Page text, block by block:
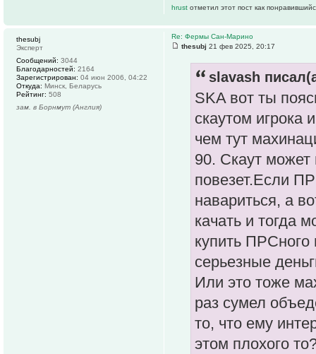
hrust отметил этот пост как
Re: Фермы Сан-Марино
thesubj 21 фев 2025, 20:17
slavash
SKA вот ты
скаутом игрока
чем тут
90. Скаут может
повезет.Если
навариться, а
качать и тогда
купить ПРСного
серьезные
Или это тоже
раз сумел
то, что ему
этом плохого
thesubj
Эксперт
Сообщений: 3044
Благодарностей: 2164
Зарегистрирован: 04 июн 2006, 04:22
Откуда: Минск, Беларусь
Рейтинг: 508
зам. в Борнмут (Англия)